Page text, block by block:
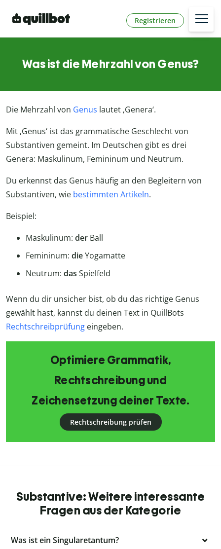
Registrieren
Was ist die Mehrzahl von Genus?
Die Mehrzahl von Genus lautet ‚Genera‘.
Mit ‚Genus‘ ist das grammatische Geschlecht von
Substantiven gemeint. Im Deutschen gibt es drei
Genera: Maskulinum, Femininum und Neutrum.
Du erkennst das Genus häufig an den Begleitern von
Substantiven, wie bestimmten Artikeln.
Beispiel:
Maskulinum: der Ball
Femininum: dieYogamatte
Neutrum: das Spielfeld
Wenn du dir unsicher bist, ob du das richtige Genus
gewählt hast, kannst du deinen Text in QuillBots
Rechtschreibprüfung eingeben.
Optimiere Grammatik,
Rechtschreibung und
Zeichensetzung deiner Texte.
Rechtschreibung prüfen
Substantive: Weitere interessante
Fragen aus der Kategorie
Was ist ein Singularetantum?